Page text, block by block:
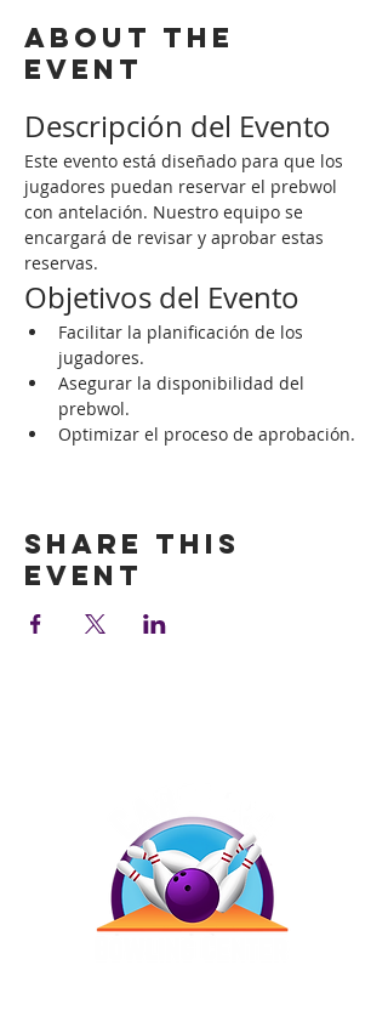
About the
event
Descripción del Evento
Este evento está diseñado para que los
jugadores puedan reservar el prebwol
con antelación. Nuestro equipo se
encargará de revisar y aprobar estas
reservas.
Objetivos del Evento
Facilitar la planificación de los
jugadores.
Asegurar la disponibilidad del
prebwol.
Optimizar el proceso de aprobación.
Share this
event